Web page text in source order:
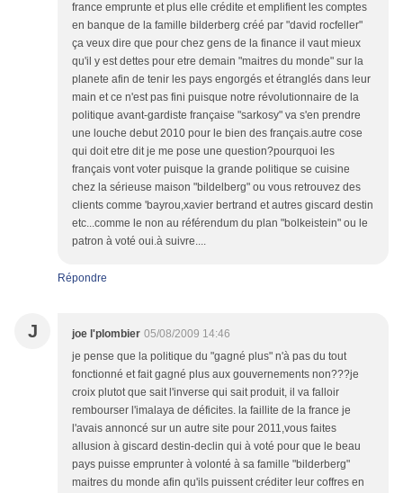
france emprunte et plus elle crédite et emplifient les comptes
en banque de la famille bilderberg créé par "david rocfeller"
ça veux dire que pour chez gens de la finance il vaut mieux
qu'il y est dettes pour etre demain "maitres du monde" sur la
planete afin de tenir les pays engorgés et étranglés dans leur
main et ce n'est pas fini puisque notre révolutionnaire de la
politique avant-gardiste française "sarkosy" va s'en prendre
une louche debut 2010 pour le bien des français.autre cose
qui doit etre dit je me pose une question?pourquoi les
français vont voter puisque la grande politique se cuisine
chez la sérieuse maison "bildelberg" ou vous retrouvez des
clients comme 'bayrou,xavier bertrand et autres giscard destin
etc...comme le non au référendum du plan "bolkeistein" ou le
patron à voté oui.à suivre....
Répondre
J joe l'plombier 05/08/2009 14:46
je pense que la politique du "gagné plus" n'à pas du tout
fonctionné et fait gagné plus aux gouvernements non???je
croix plutot que sait l'inverse qui sait produit, il va falloir
rembourser l'imalaya de déficites. la faillite de la france je
l'avais annoncé sur un autre site pour 2011,vous faites
allusion à giscard destin-declin qui à voté pour que le beau
pays puisse emprunter à volonté à sa famille "bilderberg"
maitres du monde afin qu'ils puissent créditer leur coffres en